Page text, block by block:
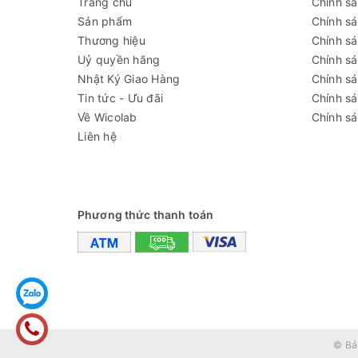
Trọng lượng
Công suất tiêu
thụ
Nguồn điện
Sản phẩm
Thương hiệu
Uỷ quyền hãng
Nhật Ký Giao Hàng
Tin tức - Ưu đãi
Về Wicolab
Liên hệ
Chính
Chính
Chính
Chính
Chính
Chính
Phương thức thanh toán
©